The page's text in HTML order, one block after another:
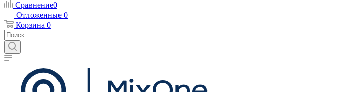
Сравнение0
Отложенные 0
Корзина 0